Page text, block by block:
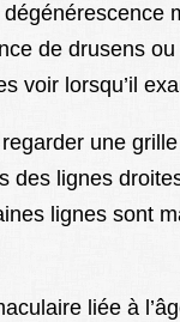
de drusens
voir lorsqu’il
une
des lignes
lignes sont
liée à